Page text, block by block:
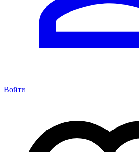
Войти